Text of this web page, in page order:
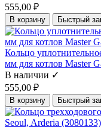
555,00 ₽
В корзину Быстрый
Кольцо
мм для котлов Master
В наличии ✓
555,00 ₽
В корзину Быстрый